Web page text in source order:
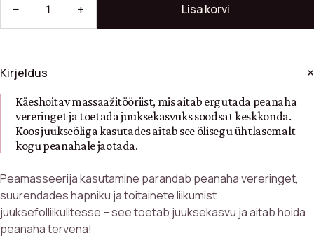
− + Lisa korvi
Kirjeldus
Käeshoitav massaažitööriist, mis aitab ergutada peanaha
vereringet ja toetada juuksekasvuks soodsat keskkonda.
Koos juukseõliga kasutades aitab see õlisegu ühtlasemalt
kogu peanahale jaotada.
Peamasseerija kasutamine parandab peanaha vereringet,
suurendades hapniku ja toitainete liikumist
juuksefolliikulitesse – see toetab juuksekasvu ja aitab hoida
peanaha tervena!